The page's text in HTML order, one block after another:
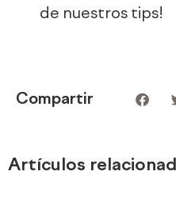
de nuestros tips!
Compartir
Artículos